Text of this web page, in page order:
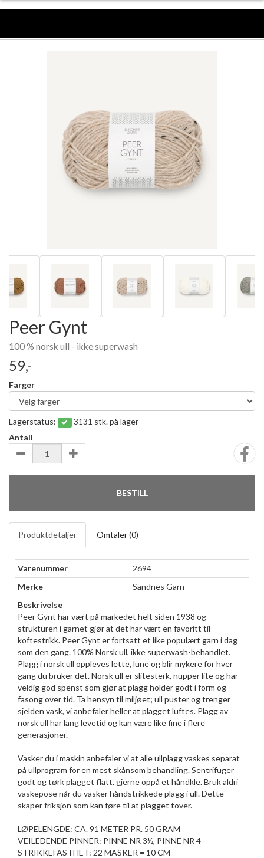
Peer Gynt
100 % norsk ull - ikke superwash
59,-
Farger
Lagerstatus:
3131 stk. på lager
Antall
BESTILL
Produktdetaljer Omtaler (0)
Varenummer
2694
Merke
Sandnes Garn
Beskrivelse
Peer Gynt har vært på markedet helt siden 1938 og
strukturen i garnet gjør at det har vært en favoritt til
koftestrikk. Peer Gynt er fortsatt et like populært garn i dag
som den gang. 100% Norsk ull, ikke superwash-behandlet.
Plagg i norsk ull oppleves lette, lune og blir mykere for hver
gang du bruker det. Norsk ull er slitesterk, nupper lite og har
veldig god spenst som gjør at plagg holder godt i form og
fasong over tid. Ta hensyn til miljøet; ull puster og trenger
sjelden vask, vi anbefaler heller at plagget luftes. Plagg av
norsk ull har lang levetid og kan være like fine i flere
generasjoner.
Vasker du i maskin anbefaler vi at alle ullplagg vaskes separat
på ullprogram for en mest skånsom behandling. Sentrifuger
godt og tørk plagget flatt, gjerne oppå et håndkle. Bruk aldri
vaskepose når du vasker håndstrikkede plagg i ull. Dette
skaper friksjon som kan føre til at plagget tover.
LØPELENGDE: CA. 91 METER PR. 50 GRAM
VEILEDENDE PINNER: PINNE NR 3½, PINNE NR 4
STRIKKEFASTHET: 22 MASKER = 10 CM